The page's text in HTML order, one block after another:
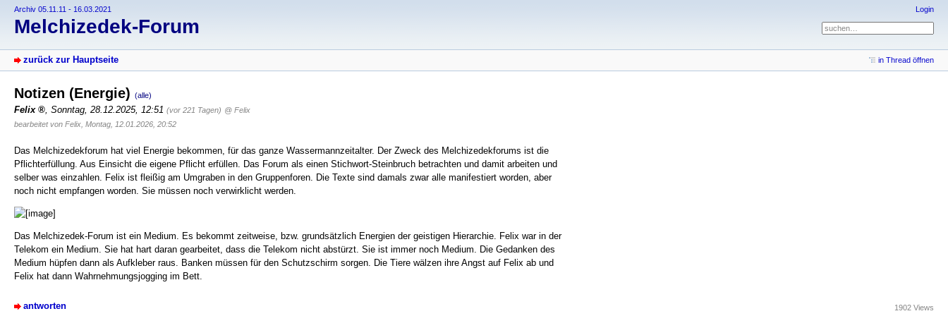
Archiv 05.11.11 - 16.03.2021
Melchizedek-Forum
Login
zurück zur Hauptseite in Thread öffnen
Notizen (Energie) (alle)
Felix , Sonntag, 28.12.2025, 12:51 (vor 221 Tagen) @ Felix
bearbeitet von Felix, Montag, 12.01.2026, 20:52
Das Melchizedekforum hat viel Energie bekommen, für das ganze Wassermannzeitalter. Der Zweck des Melchizedekforums ist die
Pflichterfüllung. Aus Einsicht die eigene Pflicht erfüllen. Das Forum als einen Stichwort-Steinbruch betrachten und damit arbeiten und
selber was einzahlen. Felix ist fleißig am Umgraben in den Gruppenforen. Die Texte sind damals zwar alle manifestiert worden, aber
noch nicht empfangen worden. Sie müssen noch verwirklicht werden.
Das Melchizedek-Forum ist ein Medium. Es bekommt zeitweise, bzw. grundsätzlich Energien der geistigen Hierarchie. Felix war in der
Telekom ein Medium. Sie hat hart daran gearbeitet, dass die Telekom nicht abstürzt. Sie ist immer noch Medium. Die Gedanken des
Medium hüpfen dann als Aufkleber raus. Banken müssen für den Schutzschirm sorgen. Die Tiere wälzen ihre Angst auf Felix ab und
Felix hat dann Wahrnehmungsjogging im Bett.
antworten 1902 Views